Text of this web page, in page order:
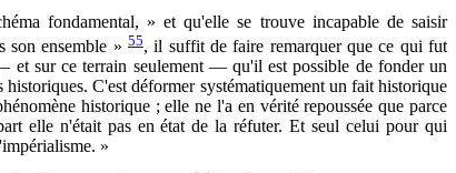
fondamental, » et qu'elle se trouve incapable de saisir
son ensemble » 55, il suffit de faire remarquer que ce qui fut
et sur ce terrain seulement — qu'il est possible de fonder un
C'est déformer systématiquement un fait historique
historique ; elle ne l'a en vérité repoussée que parce
elle n'était pas en état de la réfuter. Et seul celui pour qui
»